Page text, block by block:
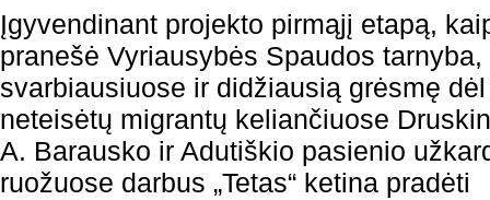
Įgyvendinant projekto pirmąjį etapą,
pranešė Vyriausybės Spaudos tarnyba,
svarbiausiuose ir didžiausią grėsmę dėl
neteisėtų migrantų keliančiuose
A. Barausko ir Adutiškio pasienio
ruožuose darbus „Tetas“ ketina pradėti